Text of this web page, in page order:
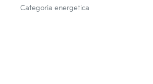
Categoria energetica